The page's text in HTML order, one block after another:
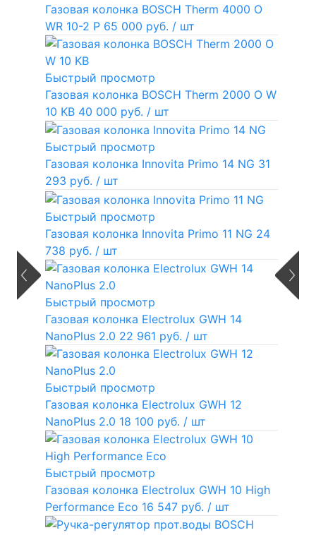
Газовая колонка BOSCH Therm 4000 O
WR 10-2 P 65 000 руб. / шт
Быстрый просмотр
Газовая колонка BOSCH Therm 2000 O W
10 KB 40 000 руб. / шт
Быстрый просмотр
Газовая колонка Innovita Primo 14 NG 31
293 руб. / шт
Быстрый просмотр
Газовая колонка Innovita Primo 11 NG 24
738 руб. / шт
Быстрый просмотр
Газовая колонка Electrolux GWH 14
NanoPlus 2.0 22 961 руб. / шт
Быстрый просмотр
Газовая колонка Electrolux GWH 12
NanoPlus 2.0 18 100 руб. / шт
Быстрый просмотр
Газовая колонка Electrolux GWH 10 High
Performance Eco 16 547 руб. / шт